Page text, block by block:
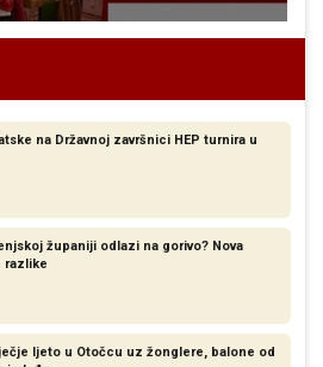
na Državnoj završnici HEP turnira u
županiji odlazi na gorivo? Nova
razlike​
ljeto u Otočcu uz žonglere, balone od